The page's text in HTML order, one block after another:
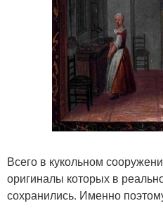
Всего в кукольном
оригиналы которых в
сохранились. Именно